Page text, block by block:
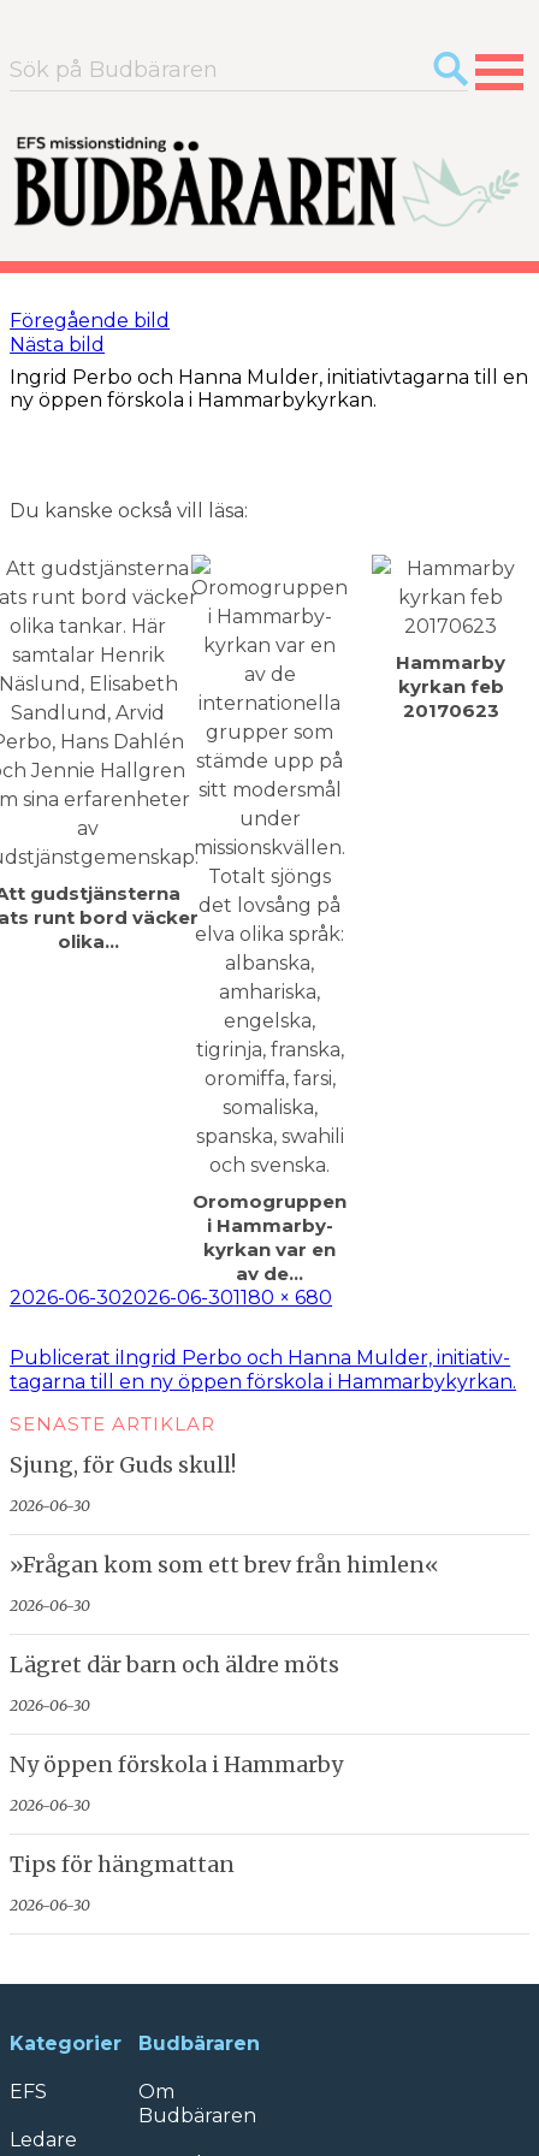
Sök
efter:
Föregående bild
Nästa bild
Ingrid Perbo och Hanna Mulder, initiativ­tagarna till en
ny öppen förskola i Hammarby­kyrkan.
Du kanske också vill läsa:
gudstjänsterna
runt bord väcker
olika…
Oromogruppen
i Hammarby­
kyrkan var en
av de…
Hammarby
kyrkan feb
20170623
Postat
2026-06-302026-06-30Full
1180 × 680
Inläggsnavigering
Publicerat iIngrid Perbo och Hanna Mulder, initiativ­
tagarna till en ny öppen förskola i Hammarby­kyrkan.
SENASTE ARTIKLAR
Sjung, för Guds skull!
2026-06-30
»Frågan kom som ett brev från himlen«
2026-06-30
Lägret där barn och äldre möts
2026-06-30
Ny öppen förskola i Hammarby
2026-06-30
Tips för hängmattan
2026-06-30
Kategorier
EFS
Ledare
Budbäraren
Om
Budbäraren